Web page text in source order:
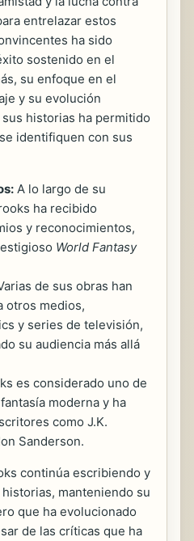
entrelazar estos
ha sido
sostenido en el
su enfoque en el
y su evolución
historias ha permitido
identifiquen con sus
A lo largo de su
ha recibido
y reconocimientos,
World Fantasy
de sus obras han
otros medios,
y series de televisión,
su audiencia más allá
es considerado uno de
moderna y ha
como J.K.
Sanderson.
continúa escribiendo y
manteniendo su
que ha evolucionado
de las críticas que ha